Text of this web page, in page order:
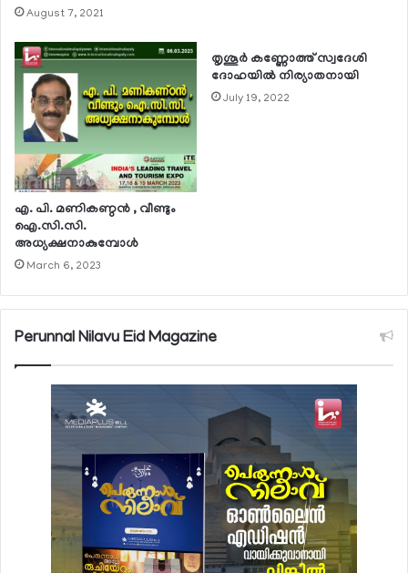
August 7, 2021
എ. പി. മണികണ്ഠന്‍ , വീണ്ടും
ഐ.സി.സി.
അധ്യക്ഷനാകുമ്പോള്‍
March 6, 2023
തൃശൂര്‍ കണ്ണോത്ത് സ്വദേശി
ദോഹയില്‍ നിര്യാതനായി
July 19, 2022
Perunnal Nilavu Eid Magazine